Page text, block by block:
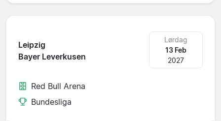
Leipzig
Bayer Leverkusen
Lørdag
13 Feb
2027
Red Bull Arena
Bundesliga